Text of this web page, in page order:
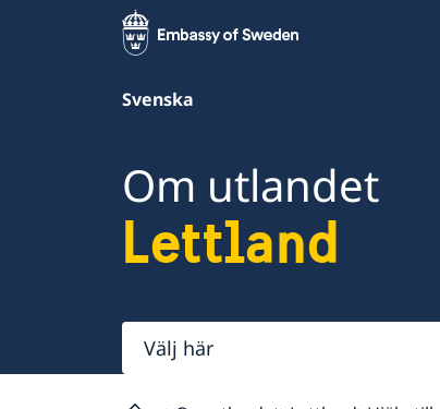
Svenska
Om utlandet
Lettland
Välj
här